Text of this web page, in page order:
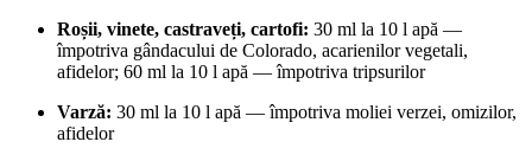
Roșii, vinete, castraveți, cartofi: 30 ml la 10 l apă —
împotriva gândacului de Colorado, acarienilor vegetali,
afidelor; 60 ml la 10 l apă — împotriva tripsurilor
Varză: 30 ml la 10 l apă — împotriva moliei verzei, omizilor,
afidelor